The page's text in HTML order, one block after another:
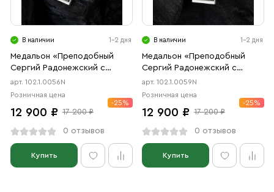
В наличии 1-2 дня
Медальон «Преподобный
Сергий Радонежский с
молитвой» чернение
арт. 102.1.0056N
Розничная цена
12 900 ₽ 17 200 ₽
-25%
0 отзывов
Купить
В наличии 1-2 дня
Медальон «Преподобный
Сергий Радонежский с
Троицей» чернение
арт. 102.1.0059N
Розничная цена
12 900 ₽ 17 200 ₽
-25%
0 отзывов
Купить